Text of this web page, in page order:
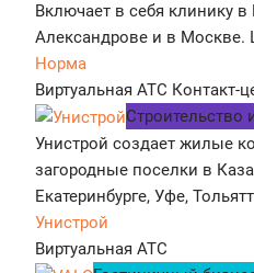
Включает в себя клинику
Александрове и в Москве.
Норма
Виртуальная АТС Контакт-
Строительство
Унистрой создает жилые
загородные поселки в
Екатеринбурге, Уфе,
Унистрой
Виртуальная АТС